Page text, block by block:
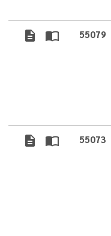
description import_contacts 55079
description import_contacts 55073